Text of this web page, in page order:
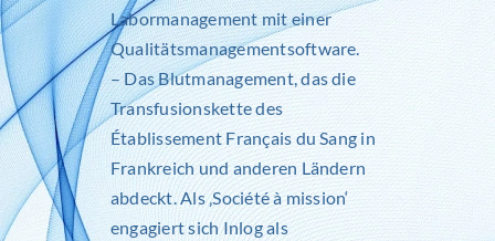
Labormanagement mit einer
Qualitätsmanagementsoftware.
– Das Blutmanagement, das die
Transfusionskette des
Établissement Français du Sang in
Frankreich und anderen Ländern
abdeckt. Als ‚Société à mission‘
engagiert sich Inlog als